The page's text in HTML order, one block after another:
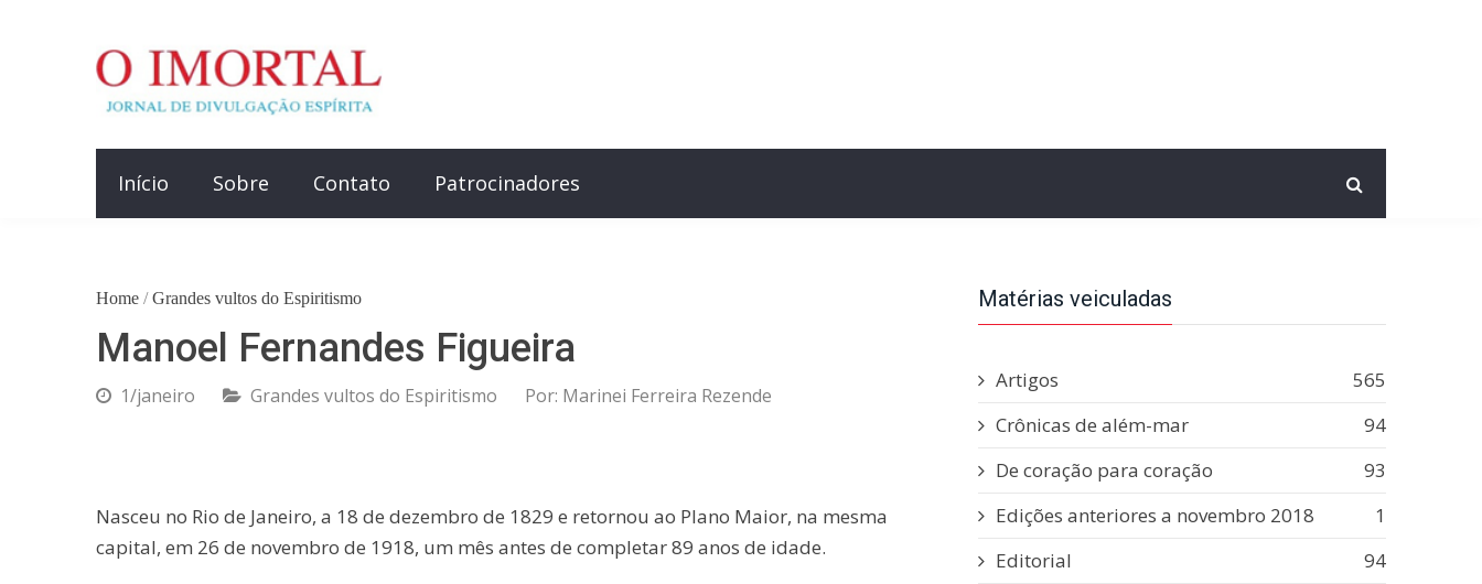
Início Sobre Contato Patrocinadores
Home / Grandes vultos do Espiritismo
Manoel Fernandes Figueira
1/janeiro Grandes vultos do Espiritismo Por: Marinei Ferreira Rezende
Nasceu no Rio de Janeiro, a 18 de dezembro de 1829 e retornou ao Plano Maior, na mesma
capital, em 26 de novembro de 1918, um mês antes de completar 89 anos de idade.
Matérias veiculadas
Artigos
565
Crônicas de além-mar
94
De coração para coração
93
Edições anteriores a novembro 2018
1
Editorial
94